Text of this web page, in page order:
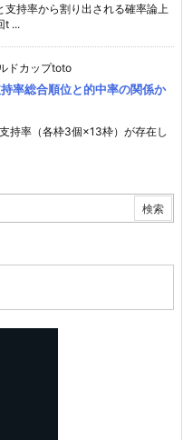
持率から割り出される確率論上
t ...
ドカップtoto
率総合順位と的中率の関係か
持率（各枠3個×13枠）が存在し